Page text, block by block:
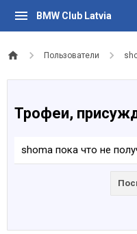
BMW Club Latvia
Пользователи
Трофеи,
shoma пока что не